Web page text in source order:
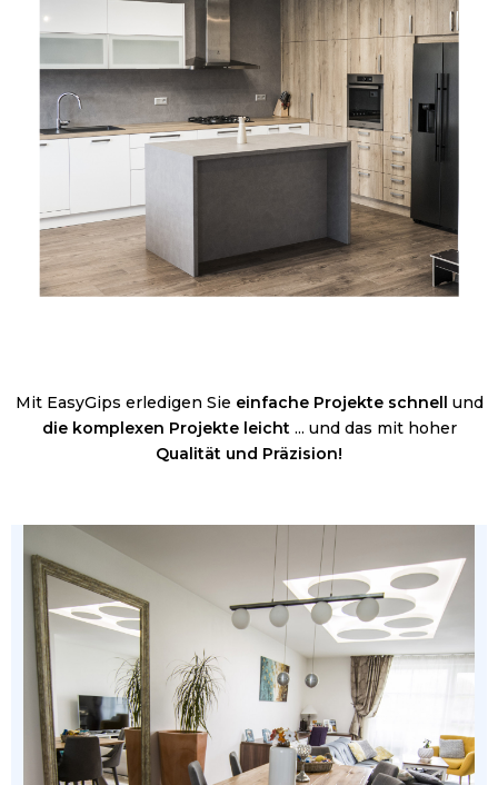
Mit EasyGips erledigen Sie einfache Projekte schnell und
die komplexen Projekte leicht ... und das mit hoher
Qualität und Präzision!